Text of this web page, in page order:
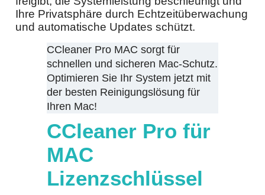
Ihre Privatsphäre durch Echtzeitüberwachung
und automatische Updates schützt.
CCleaner Pro MAC sorgt für
schnellen und sicheren Mac-Schutz.
Optimieren Sie Ihr System jetzt mit
der besten Reinigungslösung für
Ihren Mac!
CCleaner Pro für
MAC
Lizenzschlüssel